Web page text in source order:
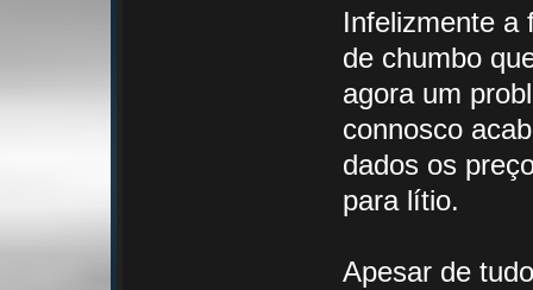
Infelizmente a
de chumbo
agora um
connosco
dados os
para lítio.
Apesar de